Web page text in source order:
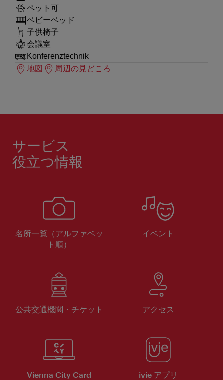
ペット可
ベビーベッド
子供椅子
会議室
Konferenztechnik
地図
周辺の見どころ
サービス
役立つ情報
名所一覧（アルファベッ
ト順）
イベント
公共交通機関・チケット アクセス
Vienna City Card ivie アプリ